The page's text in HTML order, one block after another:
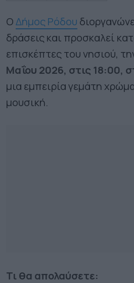
ΟΔήμος Ρόδου
δράσεις και προσκαλεί
επισκέπτες του νησιού,
Μαΐου 2026, στις 18:00,
μια εμπειρία γεμάτη
μουσική.
Τι θα απολαύσετε: